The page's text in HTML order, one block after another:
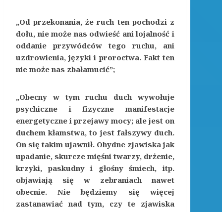
„Od przekonania, że ruch ten pochodzi z
dołu, nie może nas odwieść ani lojalność i
oddanie przywódców tego ruchu, ani
uzdrowienia, języki i proroctwa. Fakt ten
nie może nas zbałamucić”;
„Obecny w tym ruchu duch wywołuje
psychiczne i fizyczne manifestacje
energetyczne i przejawy mocy; ale jest on
duchem kłamstwa, to jest fałszywy duch.
On się takim ujawnił. Ohydne zjawiska jak
upadanie, skurcze mięśni twarzy, drżenie,
krzyki, paskudny i głośny śmiech, itp.
objawiają się w zebraniach nawet
obecnie. Nie będziemy się więcej
zastanawiać nad tym, czy te zjawiska